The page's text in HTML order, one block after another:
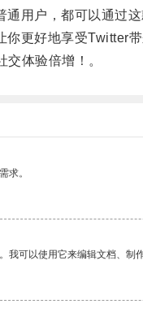
户，都可以通过这
更好地享受Twitter带
体验倍增！。
求。
可以使用它来编辑文档、制